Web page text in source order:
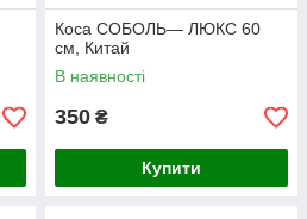
Коса СОБОЛЬ— ЛЮКС 60
см, Китай
В наявності
350 ₴
Купити